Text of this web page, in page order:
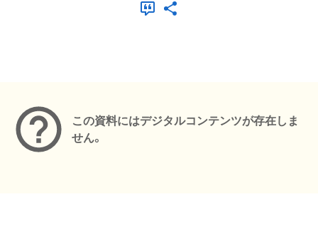
この資料にはデジタルコンテンツが存在しま
せん。